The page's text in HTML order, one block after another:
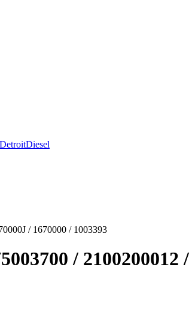
/ 1670000 / 1003393
/ 2100200012